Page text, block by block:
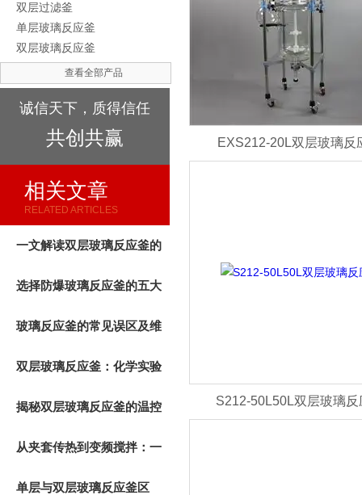
双层过滤釜
单层玻璃反应釜
双层玻璃反应釜
查看全部产品
诚信天下，质得信任
共创共赢
相关文章
RELATED ARTICLES
一文解读双层玻璃反应釜的
工作原理
选择防爆玻璃反应釜的五大
理由：安全、精准与高效的
科研生产基石
玻璃反应釜的常见误区及维
护保养技巧
双层玻璃反应釜：化学实验
的理想搭档
揭秘双层玻璃反应釜的温控
奥秘，保障实验精准性
从夹套传热到变频搅拌：一
文读懂玻璃反应釜的温控与
单层与双层玻璃反应釜区
EXS212-20L双层玻璃反
S212-50L50L双层玻璃反